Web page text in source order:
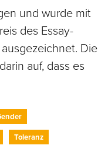
und wurde mit
des Essay-
Die
auf, dass es
Toleranz